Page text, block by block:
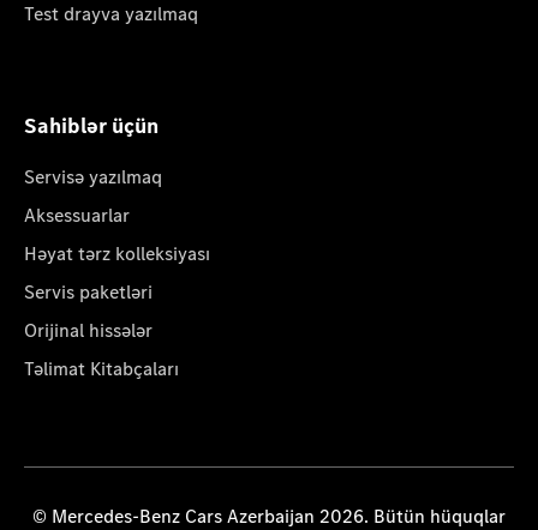
Test drayva yazılmaq
Sahiblər üçün
Servisə yazılmaq
Aksessuarlar
Həyat tərz kolleksiyası
Servis paketləri
Orijinal hissələr
Təlimat Kitabçaları
© Mercedes-Benz Cars Azerbaijan 2026. Bütün hüquqlar